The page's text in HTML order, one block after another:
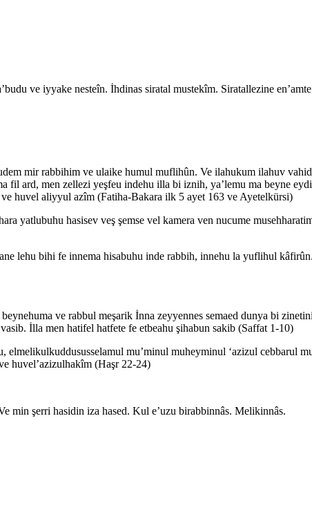
ve iyyake nesteîn. İhdinas siratal mustekîm. Siratallezine
mir rabbihim ve ulaike humul muflihûn. Ve ilahukum ilahuv
ard, men zellezi yeşfeu indehu illa bi iznih, ya’lemu ma beyne
huvel aliyyul azîm (Fatiha-Bakara ilk 5 ayet 163 ve Ayetelkürsi)
yatlubuhu hasisev veş şemse vel kamera ven nucume
lehu bihi fe innema hisabuhu inde rabbih, innehu la yuflihul
ve rabbul meşarik İnna zeyyennes semaed dunya bi
İlla men hatifel hatfete fe etbeahu şihabun sakib (Saffat 1-10)
mu’minul muheyminul ‘azizul cebbarul
huvel’azizulhakîm (Haşr 22-24)
min şerri hasidin iza hased. Kul e’uzu birabbinnâs. Melikinnâs.